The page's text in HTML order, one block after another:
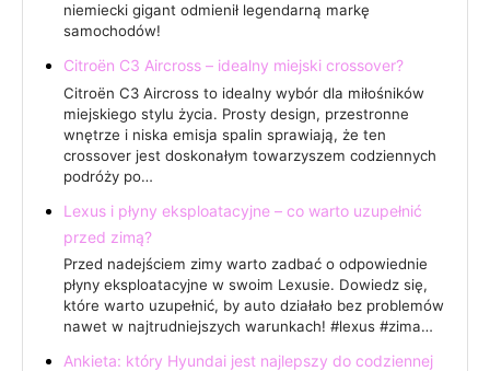
niemiecki gigant odmienił legendarną markę
samochodów!
Citroën C3 Aircross – idealny miejski crossover?
Citroën C3 Aircross to idealny wybór dla miłośników
miejskiego stylu życia. Prosty design, przestronne
wnętrze i niska emisja spalin sprawiają, że ten
crossover jest doskonałym towarzyszem codziennych
podróży po…
Lexus i płyny eksploatacyjne – co warto uzupełnić
przed zimą?
Przed nadejściem zimy warto zadbać o odpowiednie
płyny eksploatacyjne w swoim Lexusie. Dowiedz się,
które warto uzupełnić, by auto działało bez problemów
nawet w najtrudniejszych warunkach! #lexus #zima…
Ankieta: który Hyundai jest najlepszy do codziennej